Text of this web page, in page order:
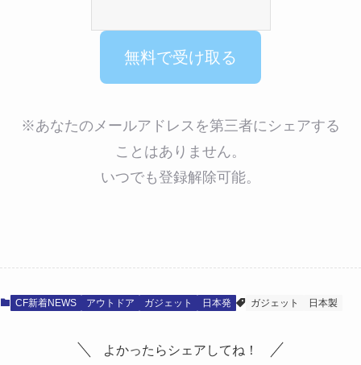
※あなたのメールアドレスを第三者にシェアする
ことはありません。
いつでも登録解除可能。
CF新着NEWS アウトドア ガジェット 日本発 ガジェット 日本製
よかったらシェアしてね！